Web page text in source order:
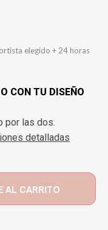
elegido + 24 horas
CON TU DISEÑO
por las dos.
detalladas
AL CARRITO